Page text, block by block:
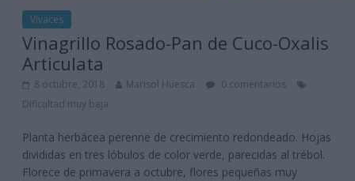
Vivaces
Vinagrillo Rosado-Pan de Cuco-Oxalis
Articulata
8 octubre, 2018 Marisol Huesca
0 comentarios
Dificultad muy baja
Planta herbácea perenne de crecimiento redondeado. Hojas
divididas en tres lóbulos de color verde, parecidas al trébol.
Florece de primavera a octubre, flores pequeñas muy